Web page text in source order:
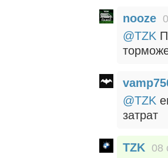
nooze
@TZK
@TZK
затрат
TZK 08